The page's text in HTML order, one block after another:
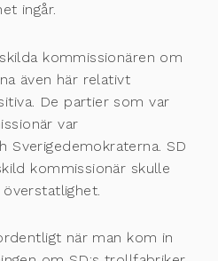
ingår.
kommissionären om
även här relativt
De partier som var
var
Sverigedemokraterna. SD
kommissionär skulle
när man kom in